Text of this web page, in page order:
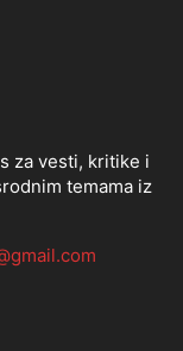
za vesti, kritike i
temama iz